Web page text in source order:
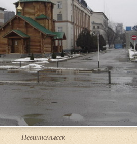
Невинномысск